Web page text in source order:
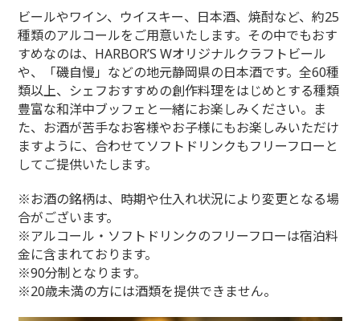
ビールやワイン、ウイスキー、日本酒、焼酎など、約25
種類のアルコールをご用意いたします。その中でもおす
すめなのは、HARBOR’S Wオリジナルクラフトビール
や、「磯自慢」などの地元静岡県の日本酒です。全60種
類以上、シェフおすすめの創作料理をはじめとする種類
豊富な和洋中ブッフェと一緒にお楽しみください。ま
た、お酒が苦手なお客様やお子様にもお楽しみいただけ
ますように、合わせてソフトドリンクもフリーフローと
してご提供いたします。
※お酒の銘柄は、時期や仕入れ状況により変更となる場
合がございます。
※アルコール・ソフトドリンクのフリーフローは宿泊料
金に含まれております。
※90分制となります。
※20歳未満の方には酒類を提供できません。